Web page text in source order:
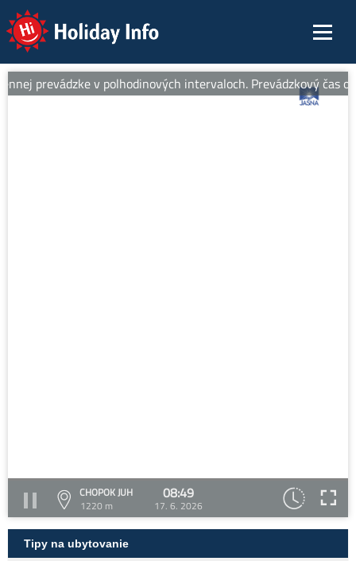
Holiday Info
prevádzke v polhodinových intervaloch. Prevádzkový čas od
CHOPOK JUH
1220 m
08:49
17. 6. 2026
Tipy na ubytovanie